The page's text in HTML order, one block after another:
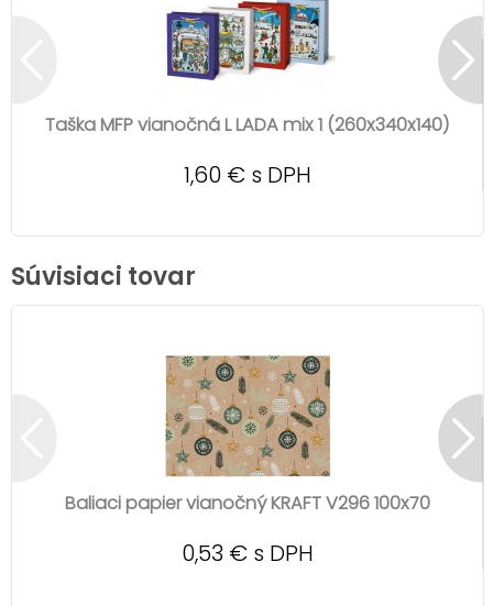
Taška MFP vianočná L LADA mix 1 (260x340x140)
1,60 € s DPH
Súvisiaci tovar
Baliaci papier vianočný KRAFT V296 100x70
0,53 € s DPH